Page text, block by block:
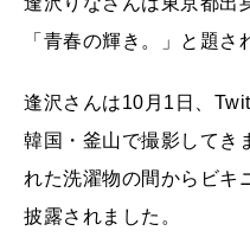
「青春の輝き。」と題
逢沢さんは10月1日、
韓国・釜山で撮影してき
れた洗濯物の間からビキ
披露されました。